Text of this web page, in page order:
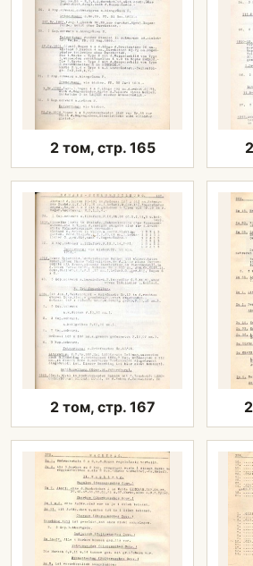
2 том, стр. 165
2 том, стр. 167